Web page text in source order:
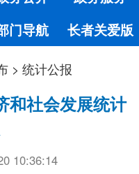
门导航 长者关爱版
>统计公报
和社会发展统计
10:36:14